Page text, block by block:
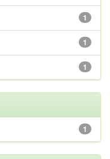
1
1
1
1